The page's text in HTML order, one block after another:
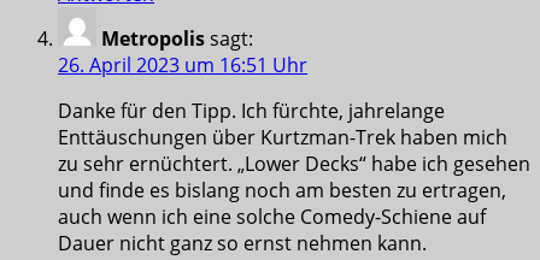
Metropolissagt:
26. April 2023 um 16:51 Uhr
Danke für den Tipp. Ich fürchte, jahrelange
Enttäuschungen über Kurtzman-Trek haben mich
zu sehr ernüchtert. „Lower Decks“ habe ich gesehen
und finde es bislang noch am besten zu ertragen,
auch wenn ich eine solche Comedy-Schiene auf
Dauer nicht ganz so ernst nehmen kann.